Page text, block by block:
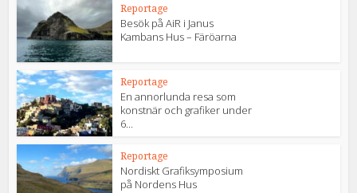
Reportage
Besök på AiR i Janus
Kambans Hus – Färöarna
Reportage
En annorlunda resa som
konstnär och grafiker under
6...
Reportage
Nordiskt Grafiksymposium
på Nordens Hus